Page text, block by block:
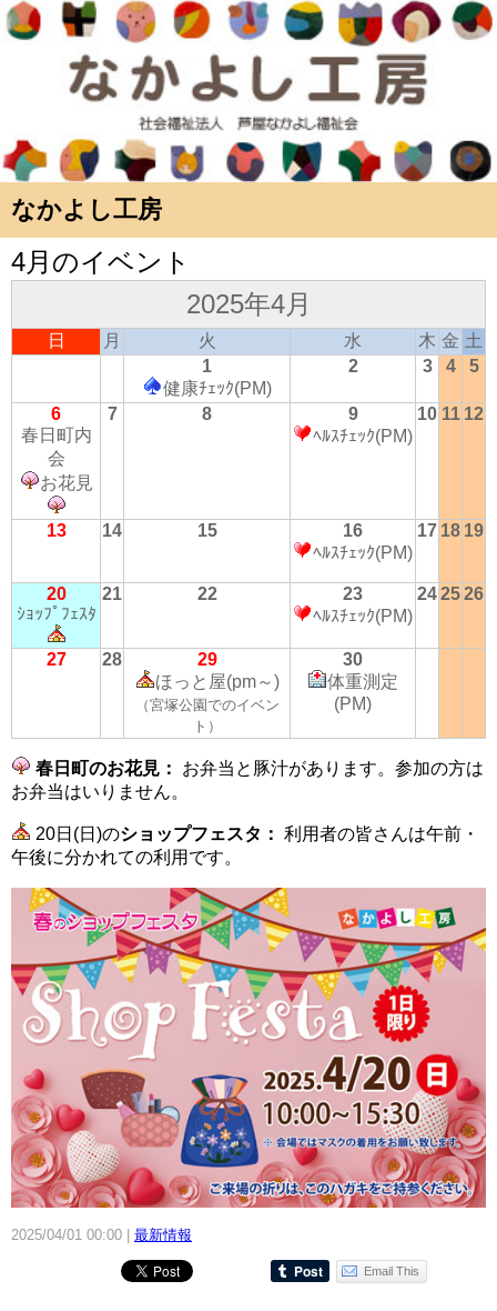
なかよし工房
4月のイベント
2025年4月
日 月 火 水 木 金 土
1
健康ﾁｪｯｸ(PM)
2 3 4 5
6
春日町内
会
お花見
7 8
9
ﾍﾙｽﾁｪｯｸ(PM)
10 11 12
13 14 15
16
ﾍﾙｽﾁｪｯｸ(PM)
17 18 19
20
ｼｮｯﾌﾟﾌｪｽﾀ
21 22
23
ﾍﾙｽﾁｪｯｸ(PM)
242526
27 28
29
ほっと屋(pm～)
（宮塚公園でのイベン
ト）
30
体重測定
(PM)
春日町のお花見：
お弁当と豚汁があります。参加の方は
お弁当はいりません。
20日(日)のショップフェスタ： 利用者の皆さんは午前・
午後に分かれての利用です。
2025/04/01 00:00 最新情報
Email This